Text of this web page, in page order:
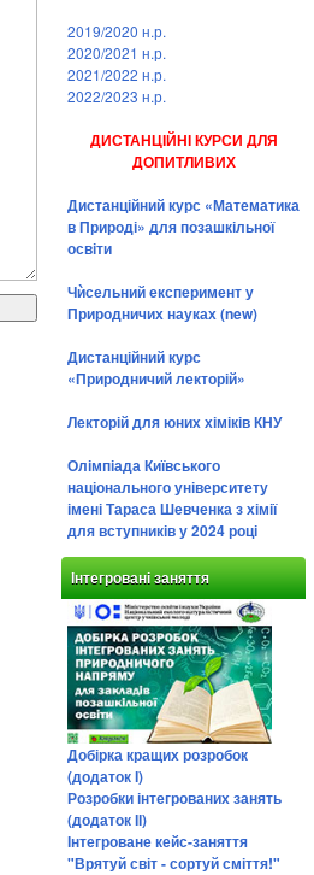
2019/2020 н.р.
2020/2021 н.р.
2021/2022 н.р.
2022/2023 н.р.
ДИСТАНЦІЙНІ КУРСИ ДЛЯ
ДОПИТЛИВИХ
Дистанційний курс «Математика
в Природі» для позашкільної
освіти
Чѝсельний експеримент у
Природничих науках (new)
Дистанційний курс
«Природничий лекторій»
Лекторій для юних хіміків КНУ
Олімпіада Київського
національного університету
імені Тараса Шевченка з хімії
для вступників у 2024 році
Інтегровані заняття
Добірка кращих розробок
(додаток І)
Розробки інтегрованих занять
(додаток ІІ)
Інтегроване кейс-заняття
"Врятуй світ - сортуй сміття!"